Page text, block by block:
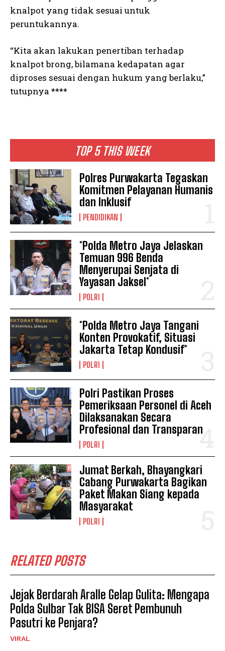
TOP 5 THIS WEEK
Polres Purwakarta Tegaskan
Komitmen Pelayanan Humanis
dan Inklusif
PENDIDIKAN
*Polda Metro Jaya Jelaskan
Temuan 996 Benda
Menyerupai Senjata di
Yayasan Jaksel*
POLRI
*Polda Metro Jaya Tangani
Konten Provokatif, Situasi
Jakarta Tetap Kondusif*
POLRI
Polri Pastikan Proses
Pemeriksaan Personel di Aceh
Dilaksanakan Secara
Profesional dan Transparan
POLRI
Jumat Berkah, Bhayangkari
Cabang Purwakarta Bagikan
Paket Makan Siang kepada
Masyarakat
POLRI
RELATED POSTS
Jejak Berdarah Aralle Gelap Gulita: Mengapa
Polda Sulbar Tak BISA Seret Pembunuh
Pasutri ke Penjara?
VIRAL
knalpot yang tidak sesuai untuk
peruntukannya.
“Kita akan lakukan penertiban terhadap
knalpot brong, bilamana kedapatan agar
diproses sesuai dengan hukum yang berlaku,”
tutupnya ****